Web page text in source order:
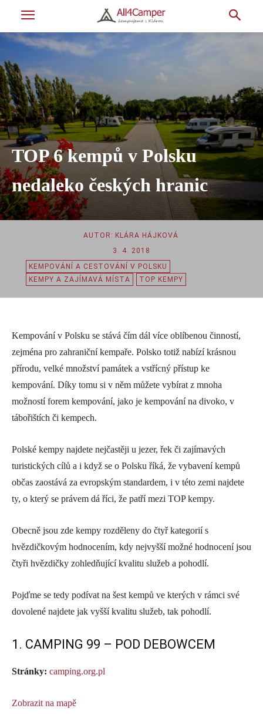
TOP 6 kempů v Polsku
nedaleko českých hranic
AUTOR: KLÁRA HÁJKOVÁ
3. 4. 2018
KEMPOVÁNÍ A CESTOVÁNÍ V POLSKU
KEMPY A ZAJÍMAVÁ MÍSTA
TOP KEMPY
Kempování v Polsku se stává čím dál více oblíbenou činností,
zejména pro zahraniční kempaře. Polsko totiž nabízí krásnou
přírodu, velké množství památek a vstřícný přístup ke
kempování. Díky tomu si v něm můžete vybírat z mnoha
možností forem kempování, jako je kempování na divoko, v
tábořištích či kempech.
Polské kempy najdete nejčastěji u jezer, řek či zajímavých
turistických cílů a i když se o Polsku říká, že vybavení kempů
občas zaostává za evropským standardem, i v této zemi najdete
ty, o který se právem dá říci, že patří mezi TOP kempy.
Obecně jsou zde kempy rozděleny do čtyř kategorií s
hvězdičkovým hodnocením, kdy nejvyšší možné hodnocení jsou
čtyři hvězdičky zohledňující kvalitu služeb a pohodlí.
Pojďme se tedy podívat na šest kempů ve kterých v rámci své
dovolené najdete jak vyšší kvalitu služeb, tak pohodlí.
1. CAMPING 99 – POD DEBOWCEM
Stránky: camping.org.pl
Zobrazit na mapě